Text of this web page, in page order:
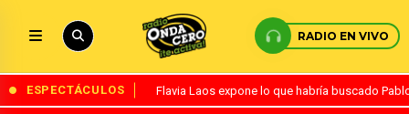
RADIO EN VIVO
ESPECTÁCULOS Flavia Laos expone lo que habría buscado